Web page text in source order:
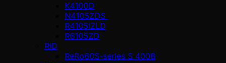
K4100D
N4105ZDS
R4105IZLD
R6105ZD
RID
ReRo60S-series S 400В